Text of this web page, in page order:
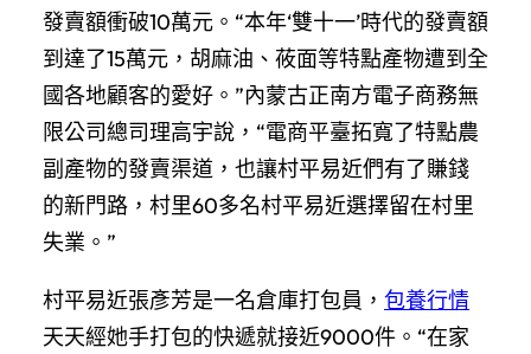
發賣額衝破10萬元。“本年‘雙十一’時代的發賣額
到達了15萬元，胡麻油、莜面等特點產物遭到全
國各地顧客的愛好。”內蒙古正南方電子商務無
限公司總司理高宇說，“電商平臺拓寬了特點農
副產物的發賣渠道，也讓村平易近們有了賺錢
的新門路，村里60多名村平易近選擇留在村里
失業。”
村平易近張彥芳是一名倉庫打包員， 包養行情
天天經她手打包的快遞就接近9000件。“在家